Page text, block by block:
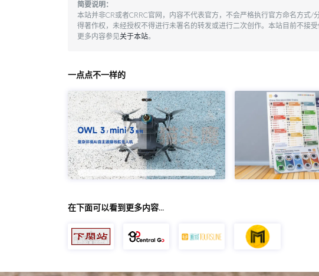
简要说明：
本站并非CR或者CRRC官网，内容不代表官方，不会严格执行官方命名方
得著作权，未经授权不得进行未署名的转发或进行二次创作。本站目前不接
更多内容参见关于本站。
一点点不一样的
在下面可以看到更多内容…